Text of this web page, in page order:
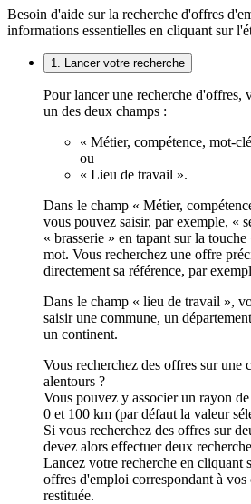
Besoin d'aide sur la recherche d'offres
informations essentielles en cliquant sur
1. Lancer votre recherche
Pour lancer une recherche d'offres,
un des deux champs :
« Métier, compétence, mot-
ou
« Lieu de travail ».
Dans le champ « Métier,
vous pouvez saisir, par exemple, «
« brasserie » en tapant sur la
mot. Vous recherchez une offre
directement sa référence, par
Dans le champ « lieu de travail »,
saisir une commune, un
un continent.
Vous recherchez des offres sur une
alentours ?
Vous pouvez y associer un rayon
0 et 100 km (par défaut la valeur
Si vous recherchez des offres sur
devez alors effectuer deux
Lancez votre recherche en cliquant
offres d'emploi correspondant à vos
restituée.